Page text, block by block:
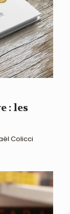
: les
Colicci